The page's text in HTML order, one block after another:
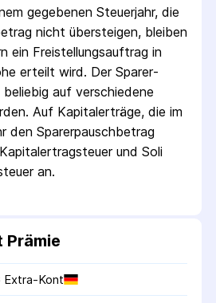
gegebenen Steuerjahr, die
nicht übersteigen, bleiben
ein Freistellungs­auftrag in
erteilt wird. Der Sparer­
auf verschiedene
Auf Kapitalerträge, die im
den Sparer­pausch­betrag
und Soli
an.
Prämie
Extra-Kont